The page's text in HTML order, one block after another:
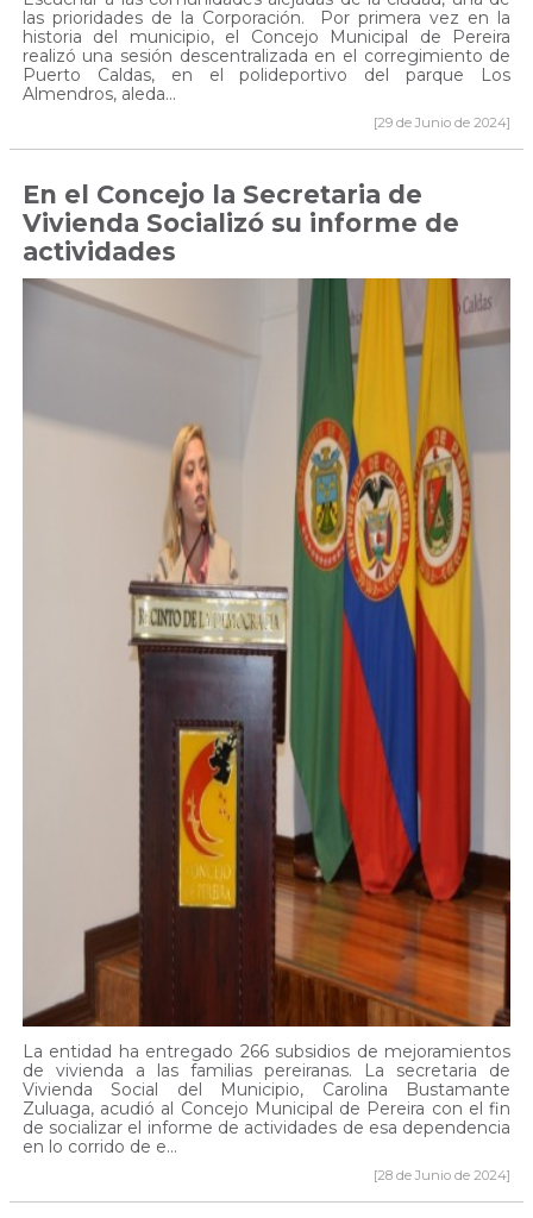
las prioridades de la Corporación. Por primera vez en la
historia del municipio, el Concejo Municipal de Pereira
realizó una sesión descentralizada en el corregimiento de
Puerto Caldas, en el polideportivo del parque Los
Almendros, aleda...
[29 de Junio de 2024]
En el Concejo la Secretaria de
Vivienda Socializó su informe de
actividades
La entidad ha entregado 266 subsidios de mejoramientos
de vivienda a las familias pereiranas. La secretaria de
Vivienda Social del Municipio, Carolina Bustamante
Zuluaga, acudió al Concejo Municipal de Pereira con el fin
de socializar el informe de actividades de esa dependencia
en lo corrido de e...
[28 de Junio de 2024]